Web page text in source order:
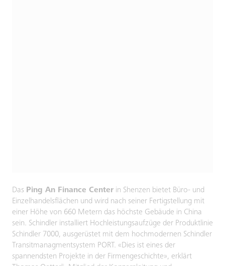
Das Ping An Finance Center in Shenzen bietet Büro- und
Einzelhandelsflächen und wird nach seiner Fertigstellung mit
einer Höhe von 660 Metern das höchste Gebäude in China
sein. Schindler installiert Hochleistungsaufzüge der Produktlinie
Schindler 7000, ausgerüstet mit dem hochmodernen Schindler
Transitmanagmentsystem PORT. «Dies ist eines der
spannendsten Projekte in der Firmengeschichte», erklärt